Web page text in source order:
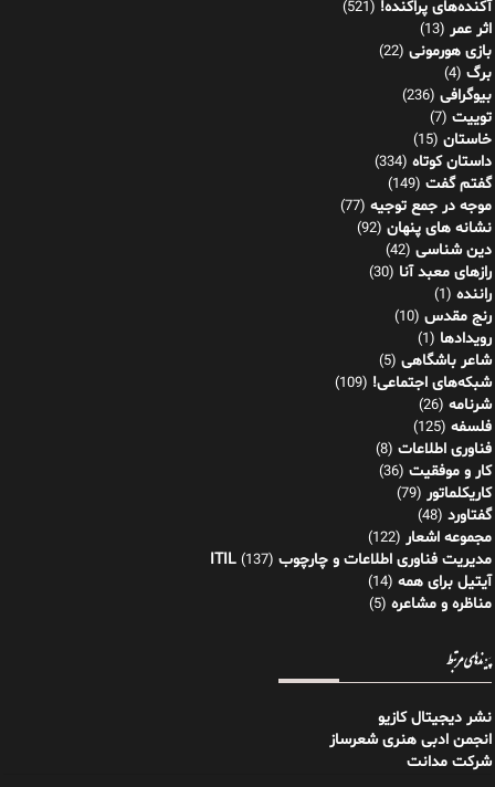
آکنده‌های پراکنده! (521)
اثر عمر (13)
بازی هورمونی (22)
برگ (4)
بیوگرافی (236)
توییت (7)
خاستان (15)
داستان کوتاه (334)
گفتم گفت (149)
موجه در جمع توجیه (77)
نشانه های پنهان (92)
دین شناسی (42)
رازهای معبد آنا (30)
راننده (1)
رنج مقدس (10)
رویدادها (1)
شاعر باشگاهی (5)
شبکه‌های اجتماعی! (109)
شرنامه (26)
فلسفه (125)
فناوری اطلاعات (8)
کار و موفقیت (36)
کاریکلماتور (79)
گفتاورد (48)
مجموعه اشعار (122)
مدیریت فناوری اطلاعات و چارچوب ITIL (137)
آیتیل برای همه (14)
مناظره و مشاعره (5)
پیوندهای مرتبط
نشر دیجیتال کازیو
انجمن ادبی هنری شعرساز
شرکت مدانت